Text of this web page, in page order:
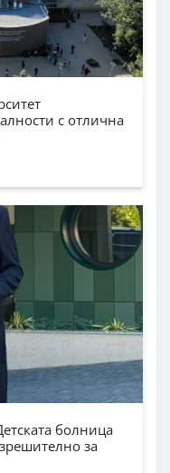
с отлична
болница
за